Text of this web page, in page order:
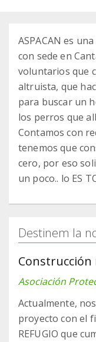
ASPACAN es
con sede en
voluntarios que
altruista, que
para buscar un
los perros que
Contamos con
tenemos que
cero, por eso
un poco.. lo ES
Destinem la
Construcción
Asociación
Actualmente,
proyecto con el
REFUGIO que